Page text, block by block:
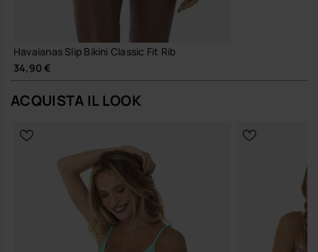
Havaianas Slip Bikini Classic Fit Rib
34,90 €
ACQUISTA IL LOOK